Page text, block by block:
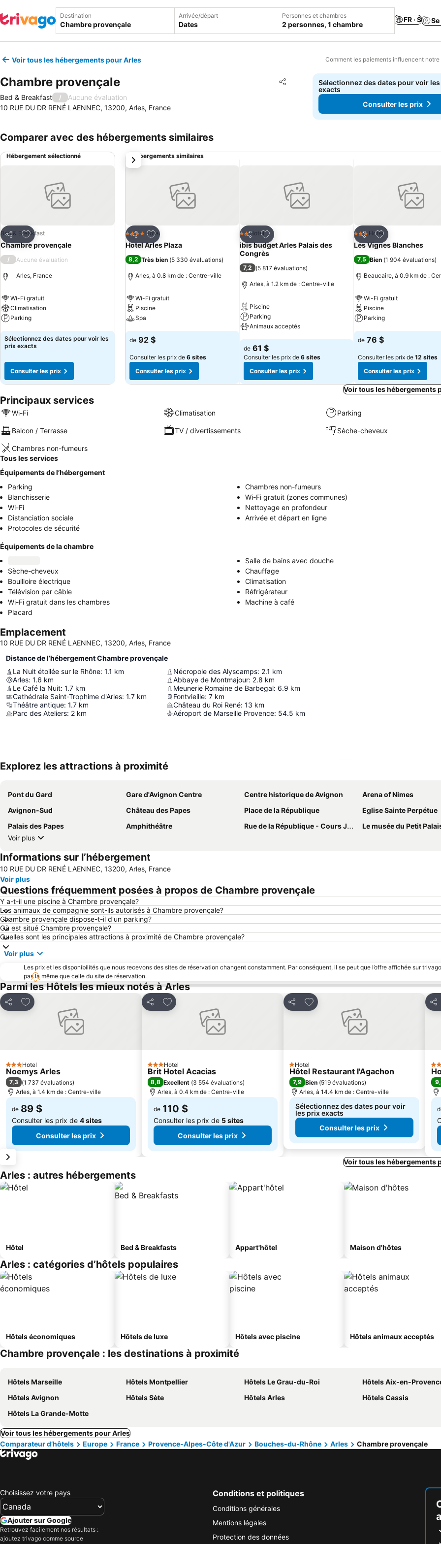
Destination Arrivée/départ
Dates
Personnes et chambres
2 personnes, 1 chambre
FR · $
Voir tous les hébergements pour Arles Comment les paiements influencent
Chambre provençale Partager
Ajouter à mes favoris
Bed & Breakfast /
Aucune évaluation
10 RUE DU DR RENÉ LAENNEC, 13200, Arles, France
Sélectionnez des dates pour voir
exacts
Consulter les prix
Comparer avec des hébergements similaires
Hébergement sélectionné
Partager
Ajouter à mes favoris
Bed & Breakfast
Chambre provençale
/ Aucune évaluation
Arles, France
Wi-Fi gratuit
Climatisation
Parking
Consulter les prix
Sélectionnez des dates pour voir les
prix exacts
Consulter les prix
Hébergements similaires
Partager
Ajouter à mes favoris
4 ÉtoilesHotel
Hotel Arles Plaza
8,2 Très bien (5 330 évaluations)
Arles, à 0.8 km de : Centre-ville
Wi-Fi gratuit
Piscine
Spa
Consulter les prix
de 92 $
Consulter les prix de 6 sites
Consulter les prix
Partager
Ajouter à mes favoris
2 Étoiles
Hotel
ibis budget Arles Palais des
Congrès
7,2 (5 817 évaluations)
Arles, à 1.2 km de : Centre-ville
Piscine
Parking
Animaux acceptés
Consulter les prix
de 61 $
Consulter les prix de 6 sites
Consulter les prix
Partager
Ajouter à mes
3 ÉtoilesHotel
Les Vignes Blanches
7,5 Bien (1 904 évaluations)
Beaucaire, à 0.9 km de :
Wi-Fi gratuit
Piscine
Parking
Consulter les prix
de 76 $
Consulter les prix de 12 sites
Consulter les prix
suivant
Voir tous les hébergements
Principaux services
Wi-Fi Climatisation Parking
Balcon / Terrasse TV / divertissements Sèche-cheveux
Chambres non-fumeurs
Tous les services
Équipements de l’hébergement
Parking
Chambres non-fumeurs
Blanchisserie
Wi-Fi gratuit (zones communes)
Wi-Fi
Nettoyage en profondeur
Distanciation sociale
Arrivée et départ en ligne
Protocoles de sécurité
Équipements de la chambre
Salle de bains avec douche
Sèche-cheveux
Chauffage
Bouilloire électrique
Climatisation
Télévision par câble
Réfrigérateur
Wi-Fi gratuit dans les chambres
Machine à café
Placard
Emplacement
10 RUE DU DR RENÉ LAENNEC, 13200, Arles, France
Distance de l’hébergement Chambre provençale
La Nuit étoilée sur le Rhône: 1.1 km
Arles: 1.6 km
Le Café la Nuit: 1.7 km
Cathédrale Saint-Trophime d'Arles: 1.7 km
Théâtre antique: 1.7 km
Parc des Ateliers: 2 km
Nécropole des Alyscamps: 2.1 km
Abbaye de Montmajour: 2.8 km
Meunerie Romaine de Barbegal: 6.9 km
Fontvieille: 7 km
Château du Roi René: 13 km
Aéroport de Marseille Provence: 54.5 km
Explorez les attractions à proximité
Pont du Gard Gare d'Avignon Centre Centre historique de Avignon
Arena of Nimes
Avignon-Sud
Château des Papes Place de la République
Eglise Sainte Perpétue
Palais des Papes
Amphithéâtre Rue de la République - Cours Jean Jaurès
Le musée du Petit
Voir plus
Informations sur l’hébergement
10 RUE DU DR RENÉ LAENNEC, 13200, Arles, France
Voir plus
Questions fréquemment posées à propos de Chambre provençale
Y a-t-il une piscine à Chambre provençale?
Les animaux de compagnie sont-ils autorisés à Chambre provençale?
Chambre provençale dispose-t-il d'un parking?
Où est situé Chambre provençale?
Quelles sont les principales attractions à proximité de Chambre provençale?
Voir plus
Les prix et les disponibilités que nous recevons des sites de réservation changent constamment. Par conséquent, il se peut que l’offre affichée sur
pas la même que celle du site de réservation.
Parmi les Hôtels les mieux notés à Arles
Partager
Ajouter à mes favoris
3 Étoiles
Hotel
Noemys Arles
7,3 (1 737 évaluations)
Arles, à 1.4 km de : Centre-ville
de 89 $
Consulter les prix de 4 sites
Consulter les prix
Partager
Ajouter à mes favoris
3 Étoiles
Hotel
Brit Hotel Acacias
8,8 Excellent (3 554 évaluations)
Arles, à 0.4 km de : Centre-ville
de 110 $
Consulter les prix de 5 sites
Consulter les prix
Partager
Ajouter à mes favoris
1 Étoiles
Hotel
Hôtel Restaurant l'Agachon
7,9 Bien (519 évaluations)
Arles, à 14.4 km de : Centre-ville
Sélectionnez des dates pour voir
les prix exacts
Consulter les prix
3
Voir tous les hébergements
Arles : autres hébergements
Hôtel Bed & Breakfasts Appart'hôtel Maison d'hôtes
Arles : catégories d’hôtels populaires
Hôtels économiques Hôtels de luxe Hôtels avec piscine Hôtels animaux acceptés
Chambre provençale : les destinations à proximité
Hôtels Marseille Hôtels Montpellier Hôtels Le Grau-du-Roi
Hôtels Aix-en-
Hôtels Avignon
Hôtels Sète Hôtels Arles
Hôtels Cassis
Hôtels La Grande-Motte
Voir tous les hébergements pour Arles
Comparateur d’hôtels
Europe France Provence-Alpes-Côte d'Azur Bouches-du-Rhône Arles Chambre provençale
Choisissez votre pays
Ajouter sur Google
Retrouvez facilement nos résultats :
ajoutez trivago comme source
Conditions et politiques
Conditions générales
Mentions légales
Protection des données